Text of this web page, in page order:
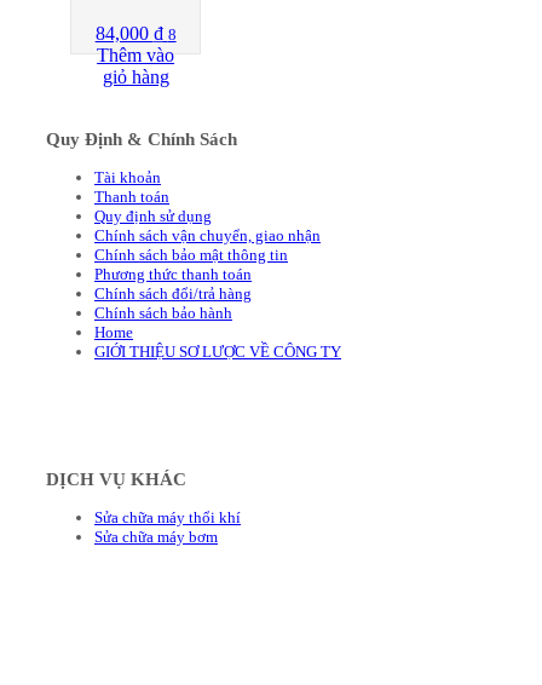
84,000 ₫ 8
Thêm vào
giỏ hàng
Quy Định & Chính Sách
Tài khoản
Thanh toán
Quy định sử dụng
Chính sách vận chuyển, giao nhận
Chính sách bảo mật thông tin
Phương thức thanh toán
Chính sách đổi/trả hàng
Chính sách bảo hành
Home
GIỚI THIỆU SƠ LƯỢC VỀ CÔNG TY
DỊCH VỤ KHÁC
Sửa chữa máy thổi khí
Sửa chữa máy bơm